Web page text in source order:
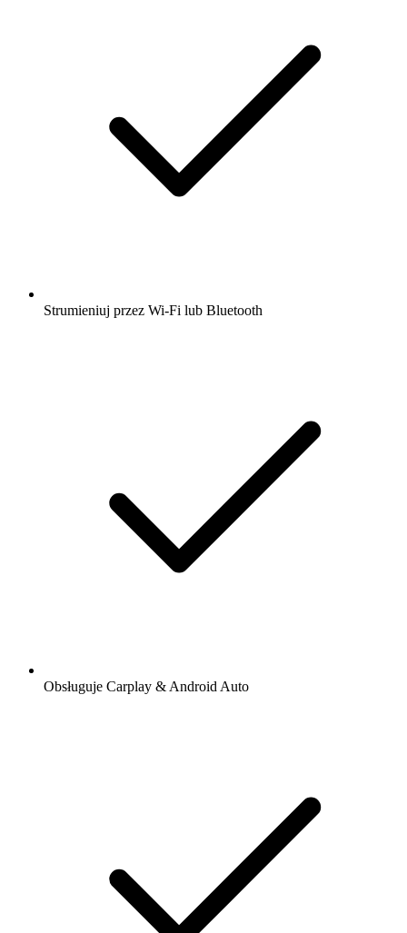
Strumieniuj przez Wi-Fi lub Bluetooth
Obsługuje Carplay & Android Auto